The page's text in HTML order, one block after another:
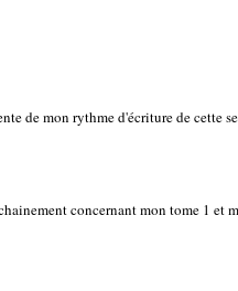
de mon rythme d'écriture de cette
concernant mon tome 1 et